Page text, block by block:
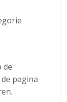
de
pagina